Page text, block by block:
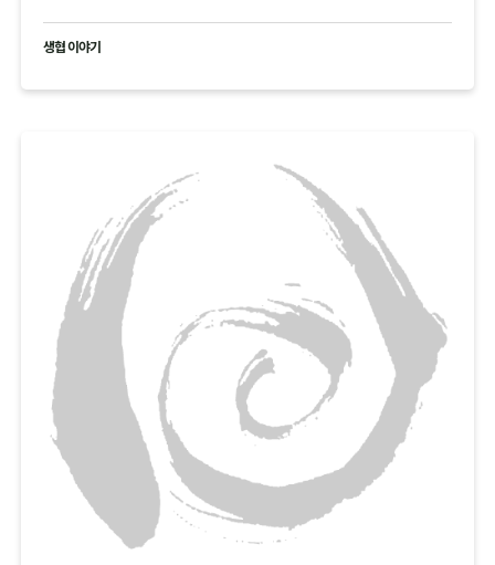
생협 이야기